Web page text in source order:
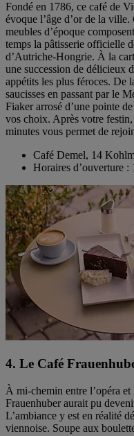
Fondé en 1786, ce café de
évoque l’âge d’or de la
meubles d’époque
temps la pâtisserie officielle
d’Autriche-Hongrie. À la
une succession de délicieux
appétits les plus féroces. De
saucisses en passant par le
Fiaker arrosé d’une pointe
vos choix. Après votre
minutes vous permet de
Café Demel, 14
Horaires d’ouverture
4. Le Café
À mi-chemin entre l’opéra
Frauenhuber aurait pu
L’ambiance y est en réalité
viennoise. Soupe aux